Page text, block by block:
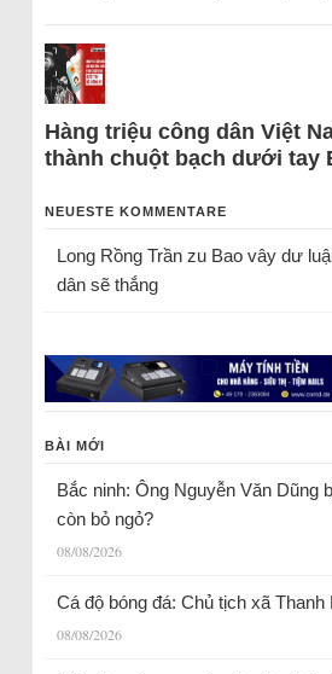
Hàng triệu công dân Việt
thành chuột bạch dưới tay
NEUESTE KOMMENTARE
Long Rồng Trầnzu Bao vây dư
dân sẽ thắng
BÀI MỚI
Bắc ninh: Ông Nguyễn Văn Dũng
còn bỏ ngỏ?
08/08/2026
Cá độ bóng đá: Chủ tịch xã
08/08/2026